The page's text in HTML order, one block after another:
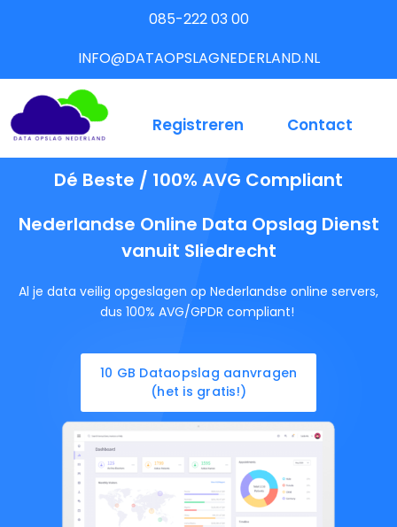
085-222 03 00
INFO@DATAOPSLAGNEDERLAND.NL
Registreren Contact
Dé Beste / 100% AVG Compliant
Nederlandse Online Data Opslag Dienst
vanuit Sliedrecht
Al je data veilig opgeslagen op Nederlandse online servers,
dus 100% AVG/GPDR compliant!
10 GB Dataopslag aanvragen
(het is gratis!)